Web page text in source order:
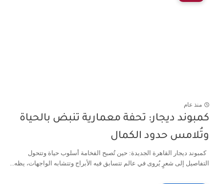
منذ عام
كمبوند ديجار: تحفة معمارية تنبض بالحياة
وتُلامس حدود الكمال
كمبوند ديجار القاهرة الجديدة: حين تُصبح الفخامة أسلوب حياة وتتحول
التفاصيل إلى شعرٍ يُروى في عالم تتسابق فيه الأبراج وتتشابه الواجهات، يظه...